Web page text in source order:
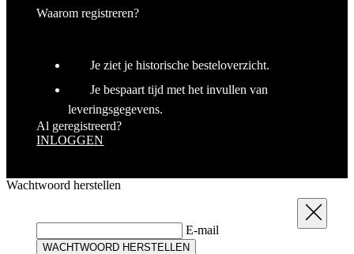
Waarom registreren?
Je ziet je historische besteloverzicht.
Je bespaart tijd met het invullen van
leveringsgegevens.
Al geregistreerd?
INLOGGEN
Sluit
Wachtwoord herstellen
E-mail
WACHTWOORD HERSTELLEN